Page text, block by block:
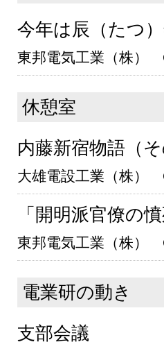
今年は辰（たつ
東邦電気工業（株
休憩室
内藤新宿物語（そ
大雄電設工業（
「開明派官僚の
東邦電気工業（株
電業研の動き
支部会議